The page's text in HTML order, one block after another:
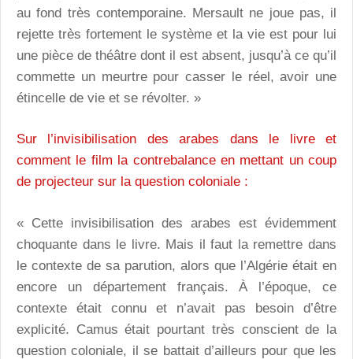
au fond très contemporaine. Mersault ne joue pas, il
rejette très fortement le système et la vie est pour lui
une pièce de théâtre dont il est absent, jusqu’à ce qu’il
commette un meurtre pour casser le réel, avoir une
étincelle de vie et se révolter. »
Sur l’invisibilisation des arabes dans le livre et
comment le film la contrebalance en mettant un coup
de projecteur sur la question coloniale :
« Cette invisibilisation des arabes est évidemment
choquante dans le livre. Mais il faut la remettre dans
le contexte de sa parution, alors que l’Algérie était en
encore un département français. À l’époque, ce
contexte était connu et n’avait pas besoin d’être
explicité. Camus était pourtant très conscient de la
question coloniale, il se battait d’ailleurs pour que les